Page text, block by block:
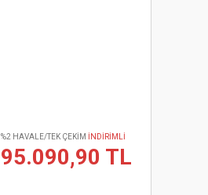
%2 HAVALE/TEK ÇEKİM İNDİRİMLİ
95.090,90 TL